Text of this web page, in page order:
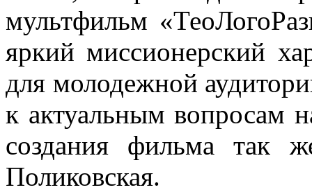
мультфильм
яркий миссионерский
для молодежной
к актуальным вопросам
создания фильма так
Поликовская.